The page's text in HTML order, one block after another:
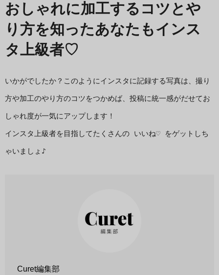
おしゃれに加工するコツとや
り方を知ったあなたもインス
タ上級者♡
いかがでしたか？このようにインスタに記録する写真は、撮り
方や加工のやり方のコツをつかめば、投稿に統一感がだせてお
しゃれ度が一気にアップします！
インスタ上級者を目指してたくさんの いいね♡ をゲットしち
ゃいましょ♪
Curet編集部